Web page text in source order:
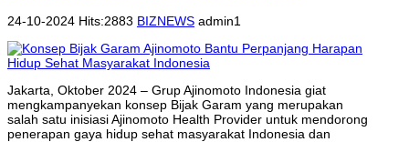
24-10-2024 Hits:2883 BIZNEWS admin1
Jakarta, Oktober 2024 – Grup Ajinomoto Indonesia giat
mengkampanyekan konsep Bijak Garam yang merupakan
salah satu inisiasi Ajinomoto Health Provider untuk mendorong
penerapan gaya hidup sehat masyarakat Indonesia dan